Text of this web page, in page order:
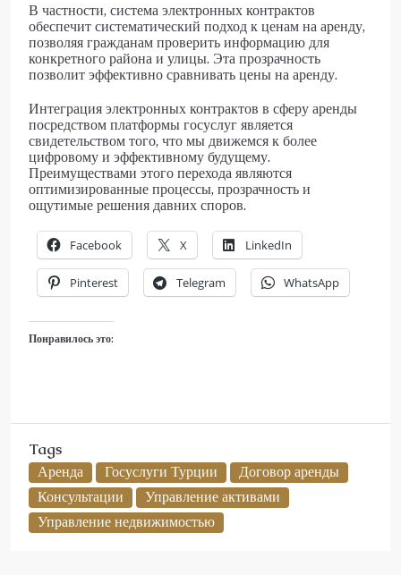
В частности, система электронных контрактов
обеспечит систематический подход к ценам на аренду,
позволяя гражданам проверить информацию для
конкретного района и улицы. Эта прозрачность
позволит эффективно сравнивать цены на аренду.
Интеграция электронных контрактов в сферу аренды
посредством платформы госуслуг является
свидетельством того, что мы движемся к более
цифровому и эффективному будущему.
Преимуществами этого перехода являются
оптимизированные процессы, прозрачность и
ощутимые решения давних споров.
Facebook X LinkedIn
Pinterest Telegram WhatsApp
Понравилось это:
Tags
Аренда
Госуслуги Турции
Договор аренды
Консультации
Управление активами
Управление недвижимостью